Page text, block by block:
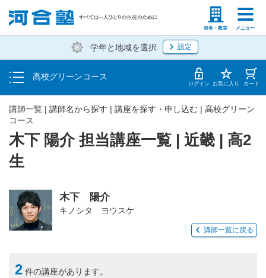
校舎・教室 メニュー
塾生の方 高等学校の先生
学年と地域を選択 設定
高校グリーンコース
学費の仕組み・支払方法
受講開始までの流れ
校舎・教室一覧 ログイン お気に入り カート
木下 陽介 担当講座一覧 | 近畿 | 高2
生
講師一覧 | 講師名から探す | 講座を探す・申し込む | 高校グリーン
コース
木下 陽介
キノシタ ヨウスケ
講師一覧に戻る
2 件の講座があります。